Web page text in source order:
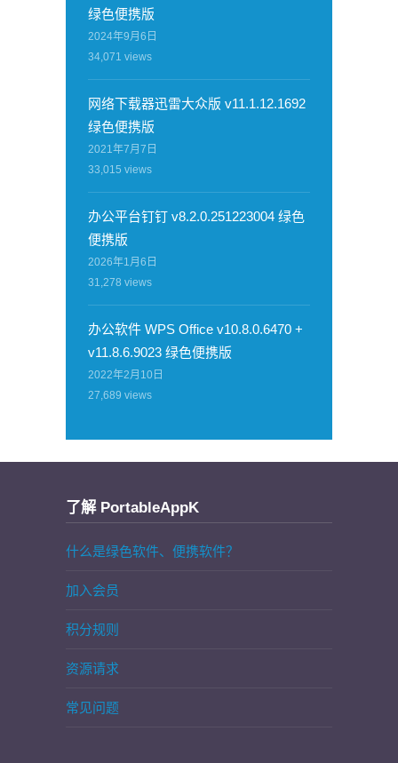
绿色便携版
2024年9月6日
34,071 views
网络下载器迅雷大众版 v11.1.12.1692
绿色便携版
2021年7月7日
33,015 views
办公平台钉钉 v8.2.0.251223004 绿色
便携版
2026年1月6日
31,278 views
办公软件 WPS Office v10.8.0.6470 +
v11.8.6.9023 绿色便携版
2022年2月10日
27,689 views
了解 PortableAppK
什么是绿色软件、便携软件？
加入会员
积分规则
资源请求
常见问题